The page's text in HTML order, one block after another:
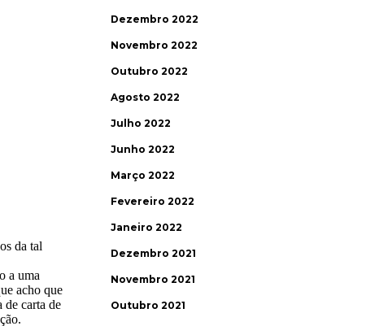
Dezembro 2022
Novembro 2022
Outubro 2022
Agosto 2022
Julho 2022
Junho 2022
Março 2022
Fevereiro 2022
Janeiro 2022
Dezembro 2021
Novembro 2021
Outubro 2021